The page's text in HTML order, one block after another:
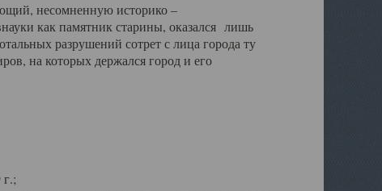
несомненную историко –
как памятник старины, оказался лишь
разрушений сотрет с лица города ту
на которых держался город и его